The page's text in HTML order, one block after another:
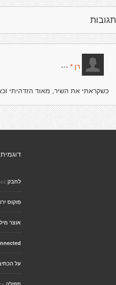
תגובות
רן * ---
כשקראתי את השיר, מאוד הזדהיתי
לחבק
פוקוס
אוצר
על